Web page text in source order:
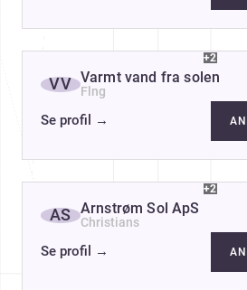
+2
VV Varmt vand fra solen
Flng
Se profil →
+2
AS Arnstrøm Sol ApS
Christians
Se profil →